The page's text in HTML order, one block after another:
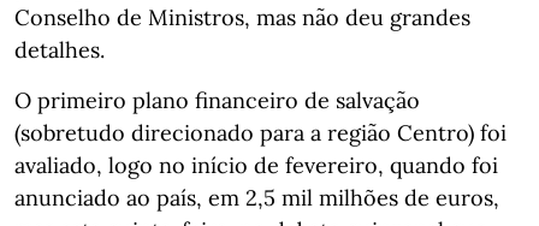
Conselho de Ministros, mas não deu grandes
detalhes.
O primeiro plano financeiro de salvação
(sobretudo direcionado para a região Centro) foi
avaliado, logo no início de fevereiro, quando foi
anunciado ao país, em 2,5 mil milhões de euros,